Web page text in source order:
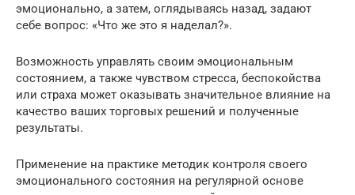
эмоционально, а затем, оглядываясь назад, задают
себе вопрос: «Что же это я наделал?».
Возможность управлять своим эмоциональным
состоянием, а также чувством стресса, беспокойства
или страха может оказывать значительное влияние на
качество ваших торговых решений и полученные
результаты.
Применение на практике методик контроля своего
эмоционального состояния на регулярной основе